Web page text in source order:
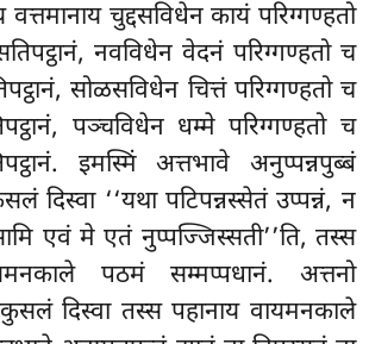
चुद्दसविधेन कायं परिग्गण्हतो
नवविधेन वेदनं परिग्गण्हतो च
सोळसविधेन चित्तं परिग्गण्हतो च
पञ्चविधेन धम्मे परिग्गण्हतो च
इमस्मिं अत्तभावे अनुप्पन्नपुब्बं
दिस्वा ‘‘यथा पटिपन्नस्सेतं उप्पन्नं, न
एवं मे एतं नुप्पज्जिस्सती’’ति, तस्स
पठमं सम्मप्पधानं. अत्तनो
दिस्वा तस्स पहानाय वायमनकाले